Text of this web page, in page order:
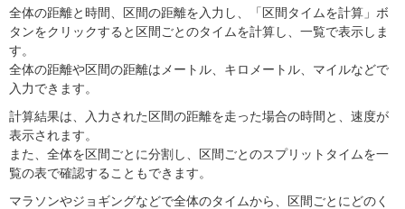
全体の距離と時間、区間の距離を入力し、「区間タイムを計算」ボ
タンをクリックすると区間ごとのタイムを計算し、一覧で表示しま
す。
全体の距離や区間の距離はメートル、キロメートル、マイルなどで
入力できます。
計算結果は、入力された区間の距離を走った場合の時間と、速度が
表示されます。
また、全体を区間ごとに分割し、区間ごとのスプリットタイムを一
覧の表で確認することもできます。
マラソンやジョギングなどで全体のタイムから、区間ごとにどのく